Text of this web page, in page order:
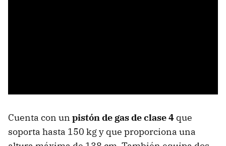
Cuenta con un pistón de gas de clase 4 que
soporta hasta 150 kg y que proporciona una